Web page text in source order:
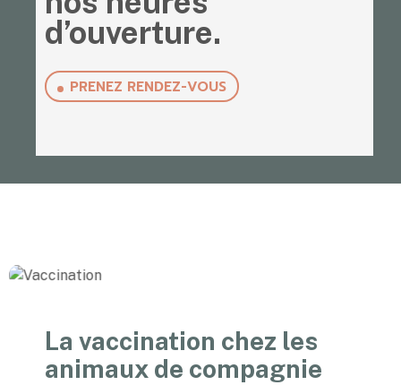
d’ouverture.
PRENEZ RENDEZ-VOUS
La vaccination chez les
animaux de compagnie